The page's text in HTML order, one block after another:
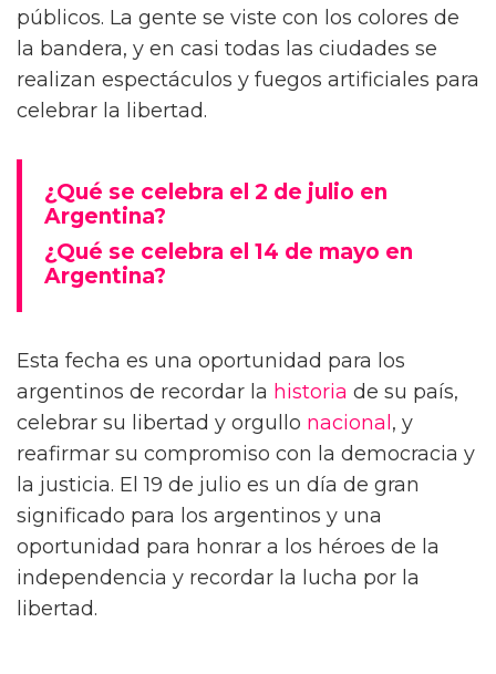
públicos. La gente se viste con los colores de
la bandera, y en casi todas las ciudades se
realizan espectáculos y fuegos artificiales para
celebrar la libertad.
¿Qué se celebra el 2 de julio en
Argentina?
¿Qué se celebra el 14 de mayo en
Argentina?
Esta fecha es una oportunidad para los
argentinos de recordar la historia de su país,
celebrar su libertad y orgullo nacional , y
reafirmar su compromiso con la democracia y
la justicia. El 19 de julio es un día de gran
significado para los argentinos y una
oportunidad para honrar a los héroes de la
independencia y recordar la lucha por la
libertad.